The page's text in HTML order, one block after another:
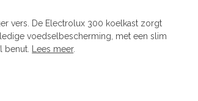
vers. De Electrolux 300 koelkast zorgt
voedselbescherming, met een slim
benut.
Lees meer.